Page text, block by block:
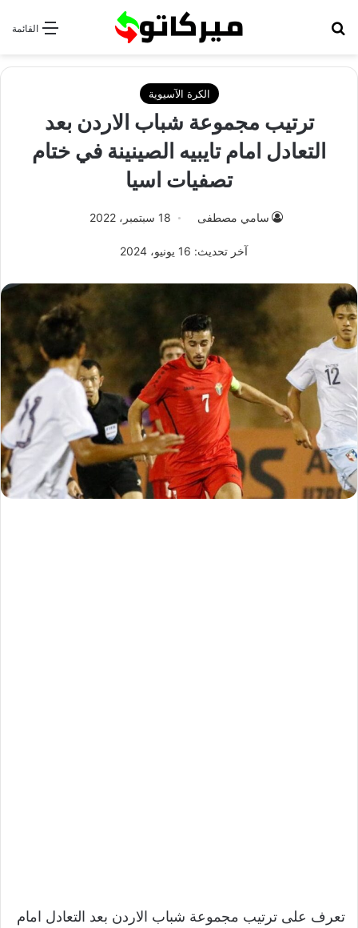
القائمة
الكرة الآسيوية
ترتيب مجموعة شباب الاردن بعد
التعادل امام تايبيه الصينينة في ختام
تصفيات اسيا
سامي مصطفى 18 سبتمبر، 2022
آخر تحديث: 16 يونيو، 2024
تعرف على ترتيب مجموعة شباب الاردن بعد التعادل امام